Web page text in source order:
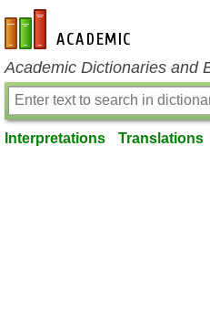
en-academic.com
Academic Dictionaries and
Interpretations Translations